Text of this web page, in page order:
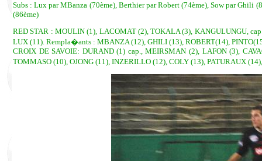
Subs : Lux par MBanza (70ème), Berthier par Robert (74ème), Sow par Ghili
(86ème)
RED STAR : MOULIN (1), LACOMAT (2), TOKALA (3), KANGULUNGU,
LUX (11). Rempla�ants : MBANZA (12), GHILI (13), ROBERT(14),
CROIX DE SAVOIE: DURAND (1) cap., MEIRSMAN (2), LAFON (3),
TOMMASO (10), OJONG (11), INZERILLO (12), COLY (13), PATURAUX